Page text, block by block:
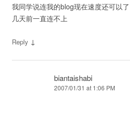
我同学说连我的blog现在速度还可以了
几天前一直连不上
Reply ↓
biantaishabi
2007/01/31 at 1:06 PM